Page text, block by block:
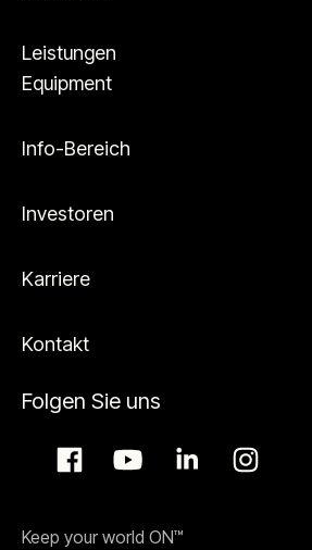
Leistungen
Equipment
Info-Bereich
Investoren
Karriere
Kontakt
Folgen Sie uns
Keep your world ON™